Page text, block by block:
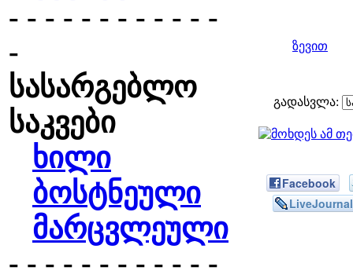
- - - - - - - - - - - -
-
სასარგებლო
საკვები
ხილი
ბოსტნეული
მარცვლეული
- - - - - - - - - - - -
ზევით
გადასვლა:
Facebook
LiveJournal